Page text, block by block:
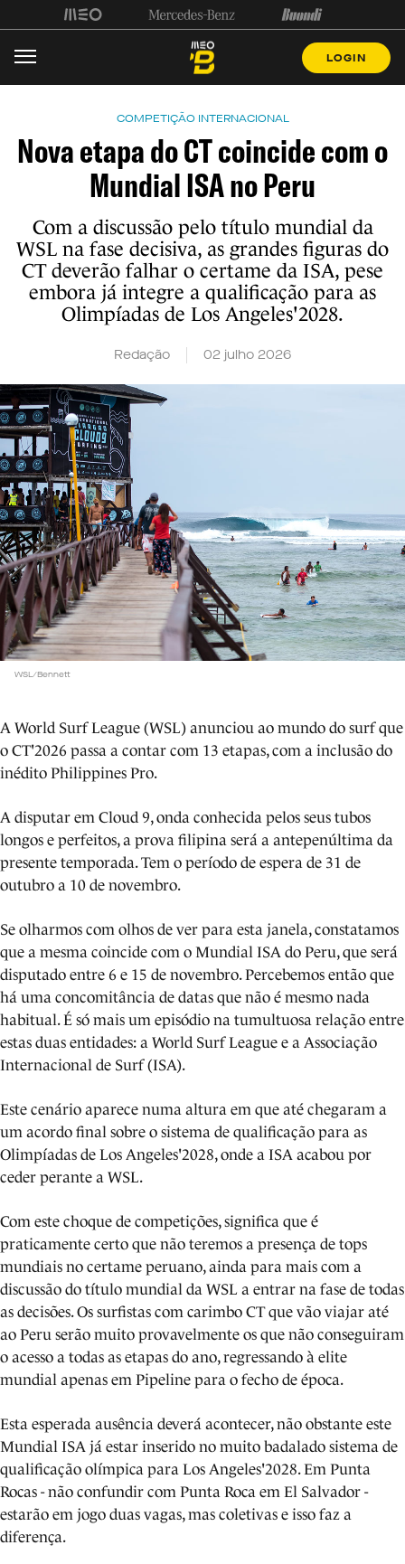
LOGIN
COMPETIÇÃO INTERNACIONAL
Nova etapa do CT coincide com o
Mundial ISA no Peru
Com a discussão pelo título mundial da
WSL na fase decisiva, as grandes figuras do
CT deverão falhar o certame da ISA, pese
embora já integre a qualificação para as
Olimpíadas de Los Angeles'2028.
Redação 02 julho 2026
WSL/Bennett
A World Surf League (WSL) anunciou ao mundo do surf que
o CT'2026 passa a contar com 13 etapas, com a inclusão do
inédito Philippines Pro.
A disputar em Cloud 9, onda conhecida pelos seus tubos
longos e perfeitos, a prova filipina será a antepenúltima da
presente temporada. Tem o período de espera de 31 de
outubro a 10 de novembro.
Se olharmos com olhos de ver para esta janela, constatamos
que a mesma coincide com o Mundial ISA do Peru, que será
disputado entre 6 e 15 de novembro. Percebemos então que
há uma concomitância de datas que não é mesmo nada
habitual. É só mais um episódio na tumultuosa relação entre
estas duas entidades: a World Surf League e a Associação
Internacional de Surf (ISA).
Este cenário aparece numa altura em que até chegaram a
um acordo final sobre o sistema de qualificação para as
Olimpíadas de Los Angeles'2028, onde a ISA acabou por
ceder perante a WSL.
Com este choque de competições, significa que é
praticamente certo que não teremos a presença de tops
mundiais no certame peruano, ainda para mais com a
discussão do título mundial da WSL a entrar na fase de todas
as decisões. Os surfistas com carimbo CT que vão viajar até
ao Peru serão muito provavelmente os que não conseguiram
o acesso a todas as etapas do ano, regressando à elite
mundial apenas em Pipeline para o fecho de época.
Esta esperada ausência deverá acontecer, não obstante este
Mundial ISA já estar inserido no muito badalado sistema de
qualificação olímpica para Los Angeles'2028. Em Punta
Rocas - não confundir com Punta Roca em El Salvador -
estarão em jogo duas vagas, mas coletivas e isso faz a
diferença.